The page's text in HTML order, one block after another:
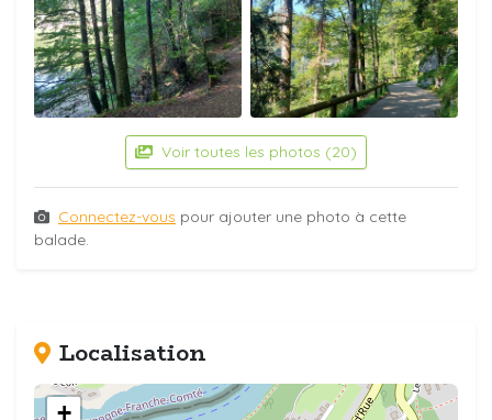
Voir toutes les photos (20)
Connectez-vous pour ajouter une photo à cette
balade.
Localisation
+